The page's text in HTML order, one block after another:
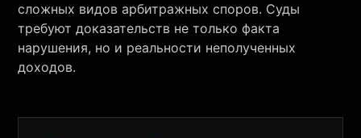
сложных видов арбитражных споров. Суды
требуют доказательств не только факта
нарушения, но и реальности неполученных
доходов.